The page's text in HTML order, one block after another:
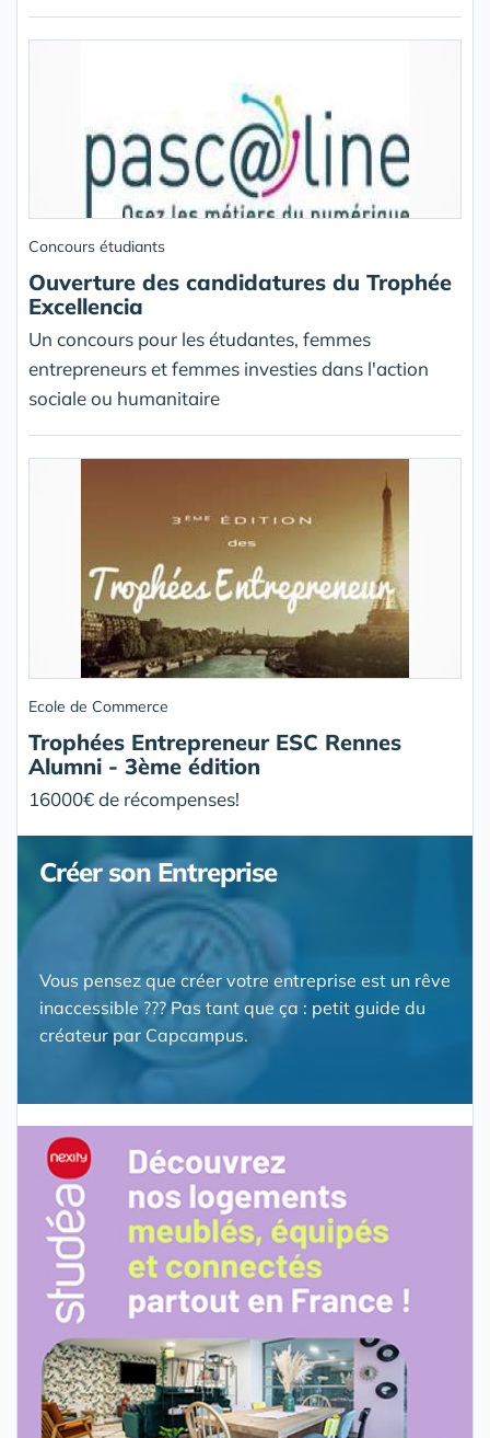
Concours étudiants
Ouverture des candidatures du Trophée
Excellencia
Un concours pour les étudantes, femmes
entrepreneurs et femmes investies dans l'action
sociale ou humanitaire
Ecole de Commerce
Trophées Entrepreneur ESC Rennes
Alumni - 3ème édition
16000€ de récompenses!
Créer son Entreprise
Vous pensez que créer votre entreprise est un rêve
inaccessible ??? Pas tant que ça : petit guide du
créateur par Capcampus.